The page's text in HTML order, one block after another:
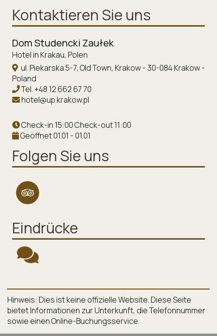
Kontaktieren Sie uns
Dom Studencki Zaułek
Hotel in Krakau, Polen
ul. Piekarska 5-7, Old Town, Krakow - 30-084 Krakow -
Poland
Tel.+48 12 662 67 70
hotel@up.krakow.pl
Check-in 15:00 Check-out 11:00
Geöffnet 01.01 - 01.01
Folgen Sie uns
Eindrücke
Hinweis: Dies ist keine offizielle Website. Diese Seite
bietet Informationen zur Unterkunft, die Telefonnummer
sowie einen Online-Buchungsservice.